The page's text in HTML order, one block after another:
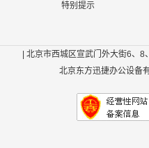
特别提示
| 北京市西城区宣武门外大街6、
北京东方迅捷办公设备